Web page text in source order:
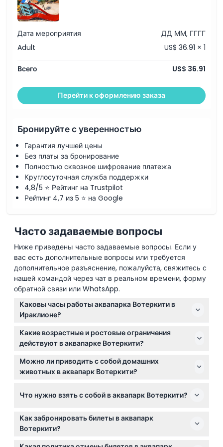
Часы работы
Вещи, которые нужно знать
Местоположение
Как добраться туда
Условия и положения
Политика отмены
Дата мероприятия
ДД ММ, ГГГГ
Adult
US$ 36.91 × 1
Всего US$ 36.91
Перейти к оформлению заказа
Бронируйте с уверенностью
Гарантия лучшей цены
Без платы за бронирование
Полностью сквозное шифрование платежа
Круглосуточная служба поддержки
4,8/5 ⭐ Рейтинг на Trustpilot
Рейтинг 4,7 из 5 ⭐ на Google
Часто задаваемые вопросы
Ниже приведены часто задаваемые вопросы. Если у
вас есть дополнительные вопросы или требуется
дополнительное разъяснение, пожалуйста, свяжитесь с
нашей командой через чат в реальном времени, форму
обратной связи или WhatsApp.
Каковы часы работы аквапарка Вотеркити в
Ираклионе?
Аквапарк Вотеркити работает ежедневно с 10:00 до
18:00, обычно с начала мая до середины октября, в
зависимости от погодных условий (возможны
изменения — пожалуйста, уточняйте при
бронировании).
Какие возрастные и ростовые ограничения
действуют в аквапарке Вотеркити?
Дети ростом до 90 см проходят бесплатно и могут
пользоваться только горками категории 1 и детской
зоной. Дети ростом от 90 см до 140 см оплачивают
аттракционы, гости ростом выше 140 см имеют
Можно ли приводить с собой домашних
животных в аквапарк Вотеркити?
предварительном согласовании с супервайзером,
посетителям с животными при необходимости.
Что нужно взять с собой в аквапарк Вотеркити?
Возьмите с собой купальник, солнцезащитный крем
и полотенце, так как полотенца и сейфы не
предоставляются. Также рекомендуется иметь
Как забронировать билеты в аквапарк
Вотеркити?
Вы можете легко забронировать билеты онлайн